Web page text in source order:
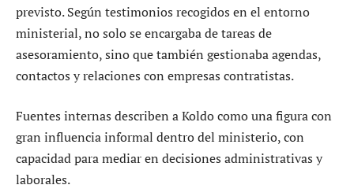
previsto. Según testimonios recogidos en el entorno
ministerial, no solo se encargaba de tareas de
asesoramiento, sino que también gestionaba agendas,
contactos y relaciones con empresas contratistas.
Fuentes internas describen a Koldo como una figura con
gran influencia informal dentro del ministerio, con
capacidad para mediar en decisiones administrativas y
laborales.